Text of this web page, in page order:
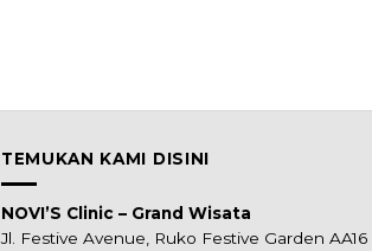
TEMUKAN KAMI DISINI
NOVI’S Clinic – Grand Wisata
Jl. Festive Avenue, Ruko Festive Garden AA16